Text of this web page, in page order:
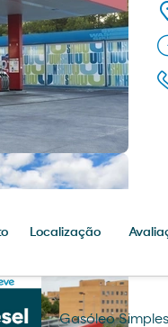
Localização
Gasóleo Simples